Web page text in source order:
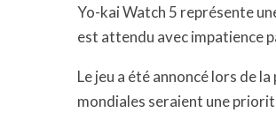
Yo-kai Watch 5 représente
est attendu avec impatience
Le jeu a été annoncé lors de
mondiales seraient une